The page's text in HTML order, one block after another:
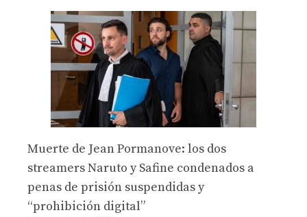
Muerte de Jean Pormanove: los dos
streamers Naruto y Safine condenados a
penas de prisión suspendidas y
“prohibición digital”